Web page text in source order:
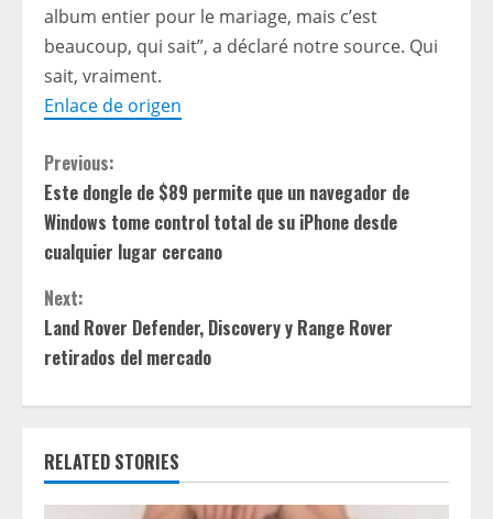
album entier pour le mariage, mais c’est
beaucoup, qui sait”, a déclaré notre source. Qui
sait, vraiment.
Enlace de origen
C
o
n
t
i
n
u
e
Previous:
Este dongle de $89 permite que un navegador de
Windows tome control total de su iPhone desde
cualquier lugar cercano
Next:
Land Rover Defender, Discovery y Range Rover
retirados del mercado
RELATED STORIES